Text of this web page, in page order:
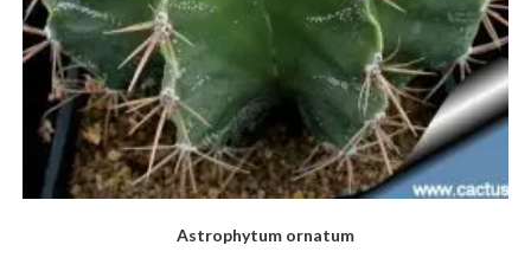
Astrophytum ornatum